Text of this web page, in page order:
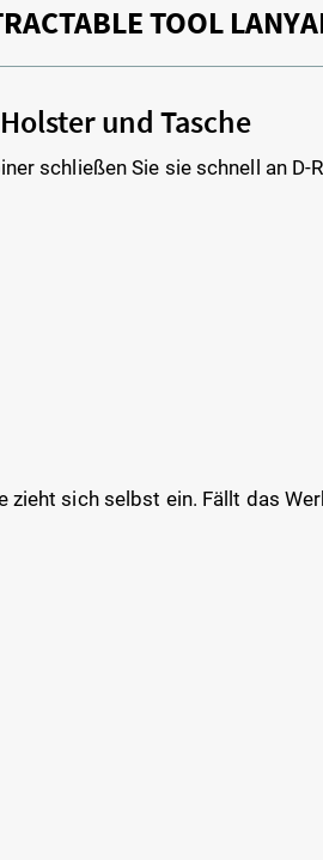
TOOL
und Tasche
schließen Sie sie schnell an D-
zieht sich selbst ein. Fällt das